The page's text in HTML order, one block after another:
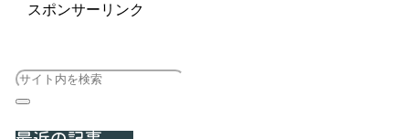
スポンサーリンク